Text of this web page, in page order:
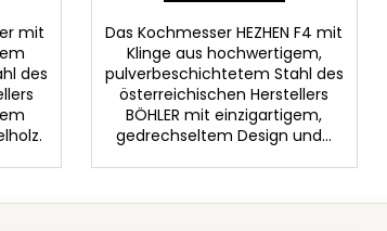
mit
des
Das Kochmesser HEZHEN F4 mit
Klinge aus hochwertigem,
pulverbeschichtetem Stahl des
österreichischen Herstellers
BÖHLER mit einzigartigem,
gedrechseltem Design und...